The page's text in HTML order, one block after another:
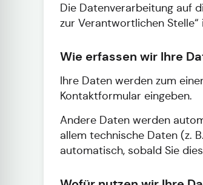
Die Datenverarbeitung auf
zur Verantwortlichen
Wie erfassen wir Ihre
Ihre Daten werden zum
Kontaktformular eingeben.
Andere Daten werden
allem technische Daten (z.
automatisch, sobald Sie